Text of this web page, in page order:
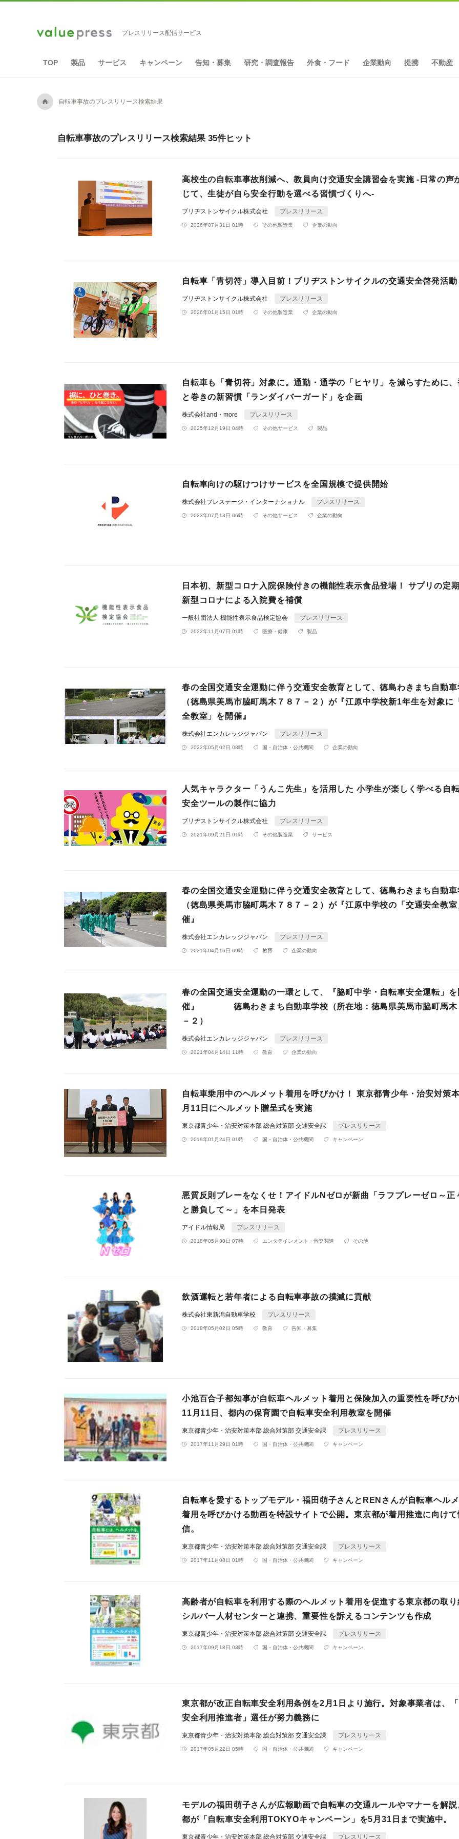
プレスリリース配信サービス
TOP 製品 サービス キャンペーン 告知・募集 研究・調査報告 外食・フード 企業動向 提携 不動産
A 自転車事故のプレスリリース検索結果
自転車事故のプレスリリース検索結果 35件ヒット
高校生の自転車事故削減へ、教員向け交通安全講習会を実施 -日常の声
じて、生徒が自ら安全行動を選べる習慣づくりへ-
ブリヂストンサイクル株式会社 プレスリリース
2026年07月31日 01時 その他製造業 企業の動向
自転車「青切符」導入目前！ブリヂストンサイクルの交通安全啓発活動
ブリヂストンサイクル株式会社 プレスリリース
2026年01月15日 01時 その他製造業 企業の動向
自転車も「青切符」対象に。通勤・通学の「ヒヤリ」を減らすために
と巻きの新習慣「ランダイバーガード」を企画
株式会社and・more プレスリリース
2025年12月19日 04時 その他サービス 製品
自転車向けの駆けつけサービスを全国規模で提供開始
株式会社プレステージ・インターナショナル プレスリリース
2023年07月13日 06時 その他サービス 企業の動向
日本初、新型コロナ入院保険付きの機能性表示食品登場！ サプリの定
新型コロナによる入院費を補償
一般社団法人 機能性表示食品検定協会 プレスリリース
2022年11月07日 01時 医療・健康 製品
春の全国交通安全運動に伴う交通安全教育として、徳島わきまち自動車
（徳島県美馬市脇町馬木７８７－２）が『江原中学校新1年生を対象に
全教室」を開催』
株式会社エンカレッジジャパン プレスリリース
2022年05月02日 08時 国・自治体・公共機関 企業の動向
人気キャラクター「うんこ先生」を活用した 小学生が楽しく学べる自
安全ツールの製作に協力
ブリヂストンサイクル株式会社 プレスリリース
2021年09月21日 01時 その他製造業 サービス
春の全国交通安全運動に伴う交通安全教育として、徳島わきまち自動車
（徳島県美馬市脇町馬木７８７－２）が『江原中学校の「交通安全教
催』
株式会社エンカレッジジャパン プレスリリース
2021年04月16日 09時 教育 企業の動向
春の全国交通安全運動の一環として、『脇町中学・自転車安全運転」を
催』 徳島わきまち自動車学校（所在地：徳島県美馬市脇町馬木
－２）
株式会社エンカレッジジャパン プレスリリース
2021年04月14日 11時 教育 企業の動向
自転車乗用中のヘルメット着用を呼びかけ！ 東京都青少年・治安対策
月11日にヘルメット贈呈式を実施
東京都青少年・治安対策本部 総合対策部 交通安全課 プレスリリース
2019年01月24日 01時 国・自治体・公共機関 キャンペーン
悪質反則プレーをなくせ！アイドルNゼロが新曲「ラフプレーゼロ～正
と勝負して～」を本日発表
アイドル情報局 プレスリリース
2018年05月30日 07時 エンタテインメント・音楽関連 その他
飲酒運転と若年者による自転車事故の撲滅に貢献
株式会社東新潟自動車学校 プレスリリース
2018年05月02日 05時 教育 告知・募集
小池百合子都知事が自転車ヘルメット着用と保険加入の重要性を呼び
11月11日、都内の保育園で自転車安全利用教室を開催
東京都青少年・治安対策本部 総合対策部 交通安全課 プレスリリース
2017年11月29日 01時 国・自治体・公共機関 キャンペーン
自転車を愛するトップモデル・福田萌子さんとRENさんが自転車ヘル
着用を呼びかける動画を特設サイトで公開。東京都が着用推進に向け
信。
東京都青少年・治安対策本部 総合対策部 交通安全課 プレスリリース
2017年11月08日 01時 国・自治体・公共機関 キャンペーン
高齢者が自転車を利用する際のヘルメット着用を促進する東京都の取
シルバー人材センターと連携、重要性を訴えるコンテンツも作成
東京都青少年・治安対策本部 総合対策部 交通安全課 プレスリリース
2017年09月18日 03時 国・自治体・公共機関 キャンペーン
東京都が改正自転車安全利用条例を2月1日より施行。対象事業者は、
安全利用推進者」選任が努力義務に
東京都青少年・治安対策本部 総合対策部 交通安全課 プレスリリース
2017年05月22日 05時 国・自治体・公共機関 キャンペーン
モデルの福田萌子さんが広報動画で自転車の交通ルールやマナーを解
都が「自転車安全利用TOKYOキャンペーン」を5月31日まで実施中。
東京都青少年・治安対策本部 総合対策部 交通安全課 プレスリリース